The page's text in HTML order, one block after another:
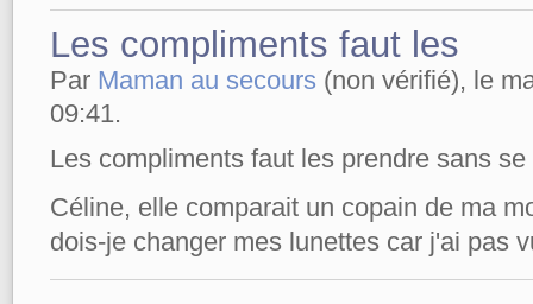
Les compliments faut les
Par Maman au secours (non vérifié), le
09:41.
Les compliments faut les prendre sans
Céline, elle comparait un copain de ma
dois-je changer mes lunettes car j'ai pas